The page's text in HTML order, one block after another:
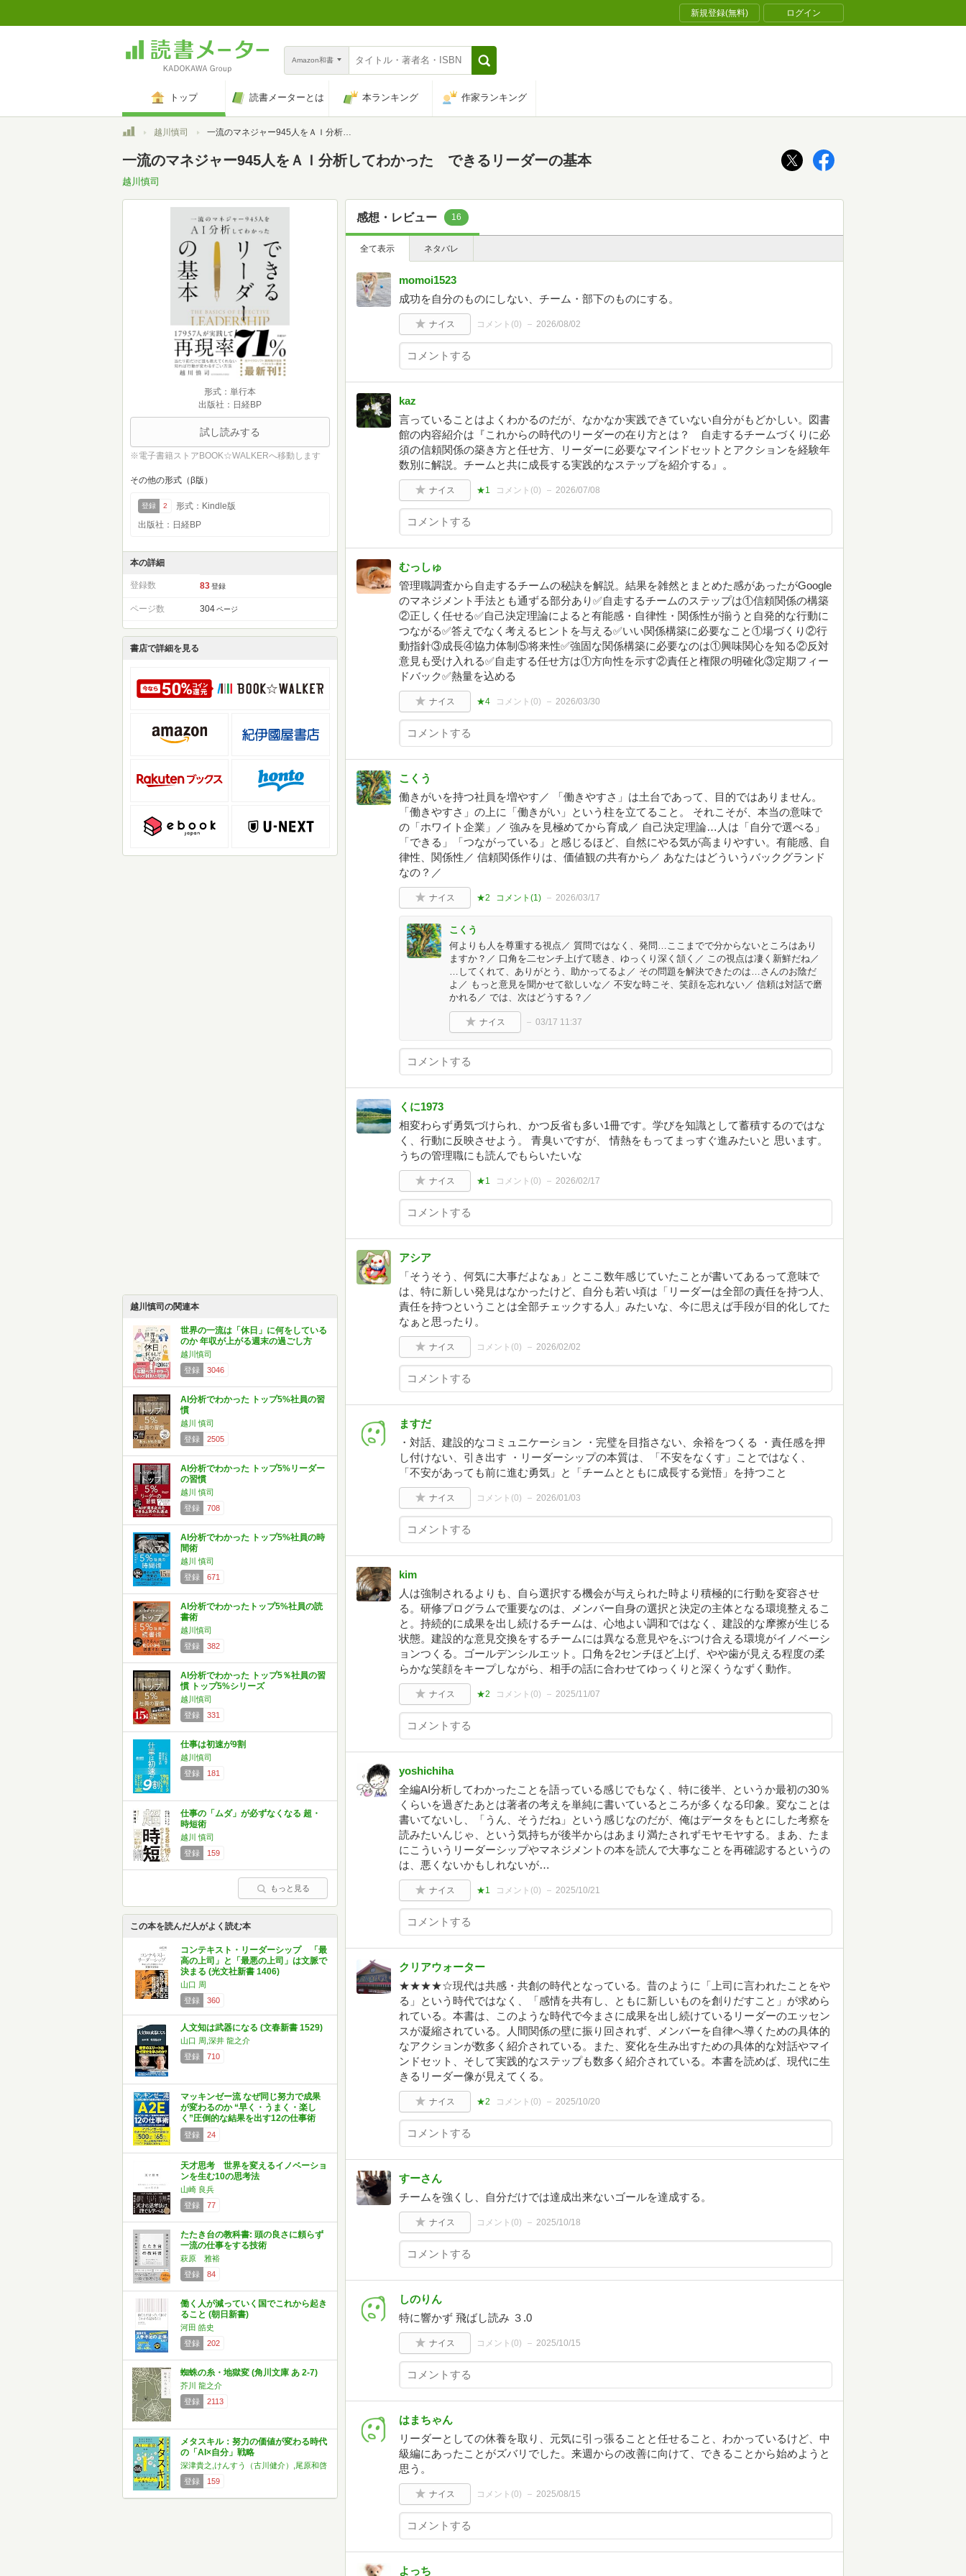
新規登録(無料) ログイン
Amazon和書
トップ 読書メーターとは 本ランキング 作家ランキング
トップ越川慎司 一流のマネジャー945人をＡＩ分析してわかった できるリーダーの基本
一流のマネジャー945人をＡＩ分析してわかった できるリーダーの基本
越川慎司
形式：単行本
出版社：日経BP
試し読みする
※電子書籍ストアBOOK☆WALKERへ移動します
その他の形式（β版）
登録 2
形式：Kindle版
出版社：日経BP
本の詳細
登録数 83 登録
ページ数 304 ページ
書店で詳細を見る
越川慎司の関連本
世界の一流は「休日」に何をしている
のか 年収が上がる週末の過ごし方
越川慎司
登録
3046
AI分析でわかった トップ5%社員の習
慣
越川 慎司
登録
2505
AI分析でわかった トップ5%リーダー
の習慣
越川 慎司
登録
708
AI分析でわかった トップ5%社員の時
間術
越川 慎司
登録
671
AI分析でわかったトップ5%社員の読
書術
越川慎司
登録
382
AI分析でわかった トップ5％社員の習
慣 トップ5%シリーズ
越川慎司
登録
331
仕事は初速が9割
越川慎司
登録
181
仕事の「ムダ」が必ずなくなる 超・
時短術
越川 慎司
登録
159
もっと見る
この本を読んだ人がよく読む本
コンテキスト・リーダーシップ 「最
高の上司」と「最悪の上司」は文脈で
決まる (光文社新書 1406)
山口 周
登録
360
人文知は武器になる (文春新書 1529)
山口 周,深井 龍之介
登録
710
マッキンゼー流 なぜ同じ努力で成果
が変わるのか “早く・うまく・楽し
く”圧倒的な結果を出す12の仕事術
登録 24
天才思考 世界を変えるイノベーショ
ンを生む10の思考法
山崎 良兵
登録
77
たたき台の教科書: 頭の良さに頼らず
一流の仕事をする技術
萩原 雅裕
登録
84
働く人が減っていく国でこれから起き
ること (朝日新書)
河田 皓史
登録
202
蜘蛛の糸・地獄変 (角川文庫 あ 2-7)
芥川 龍之介
登録
2113
メタスキル：努力の価値が変わる時代
の「AI×自分」戦略
深津貴之,けんすう（古川健介）,尾原和啓
登録
159
感想・レビュー 16
全て表示 ネタバレ
momoi1523
成功を自分のものにしない、チーム・部下のものにする。
ナイス コメント(0) 2026/08/02
kaz
言っていることはよくわかるのだが、なかなか実践できていない自分がもどかしい。図書
館の内容紹介は『これからの時代のリーダーの在り方とは？ 自走するチームづくりに必
須の信頼関係の築き方と任せ方、リーダーに必要なマインドセットとアクションを経験年
数別に解説。チームと共に成長する実践的なステップを紹介する』。
ナイス ★1 コメント(0) 2026/07/08
むっしゅ
管理職調査から自走するチームの秘訣を解説。結果を雑然とまとめた感があったがGoogle
のマネジメント手法とも通ずる部分あり✅自走するチームのステップは①信頼関係の構築
②正しく任せる✅自己決定理論によると有能感・自律性・関係性が揃うと自発的な行動に
つながる✅答えでなく考えるヒントを与える✅いい関係構築に必要なこと①場づくり②行
動指針③成長④協力体制⑤将来性✅強固な関係構築に必要なのは①興味関心を知る②反対
意見も受け入れる✅自走する任せ方は①方向性を示す②責任と権限の明確化③定期フィー
ドバック✅熱量を込める
ナイス ★4 コメント(0) 2026/03/30
こくう
働きがいを持つ社員を増やす／ 「働きやすさ」は土台であって、目的ではありません。
「働きやすさ」の上に「働きがい」という柱を立てること。 それこそが、本当の意味で
の「ホワイト企業」／ 強みを見極めてから育成／ 自己決定理論…人は「自分で選べる」
「できる」「つながっている」と感じるほど、自然にやる気が高まりやすい。有能感、自
律性、関係性／ 信頼関係作りは、価値観の共有から／ あなたはどういうバックグランド
なの？／
ナイス ★2 コメント(1) 2026/03/17
こくう
何よりも人を尊重する視点／ 質問ではなく、発問…ここまでで分からないところはあり
ますか？／ 口角を二センチ上げて聴き、ゆっくり深く頷く／ この視点は凄く新鮮だね／
…してくれて、ありがとう、助かってるよ／ その問題を解決できたのは…さんのお陰だ
よ／ もっと意見を聞かせて欲しいな／ 不安な時こそ、笑顔を忘れない／ 信頼は対話で磨
かれる／ では、次はどうする？／
ナイス 03/17 11:37
くに1973
相変わらず勇気づけられ、かつ反省も多い1冊です。学びを知識として蓄積するのではな
く、行動に反映させよう。 青臭いですが、 情熱をもってまっすぐ進みたいと 思います。
うちの管理職にも読んでもらいたいな
ナイス ★1 コメント(0) 2026/02/17
アシア
「そうそう、何気に大事だよなぁ」とここ数年感じていたことが書いてあるって意味で
は、特に新しい発見はなかったけど、自分も若い頃は「リーダーは全部の責任を持つ人、
責任を持つということは全部チェックする人」みたいな、今に思えば手段が目的化してた
なぁと思ったり。
ナイス コメント(0) 2026/02/02
ますだ
・対話、建設的なコミュニケーション ・完璧を目指さない、余裕をつくる ・責任感を押
し付けない、引き出す ・リーダーシップの本質は、「不安をなくす」ことではなく、
「不安があっても前に進む勇気」と「チームとともに成長する覚悟」を持つこと
ナイス コメント(0) 2026/01/03
kim
人は強制されるよりも、自ら選択する機会が与えられた時より積極的に行動を変容させ
る。研修プログラムで重要なのは、メンバー自身の選択と決定の主体となる環境整えるこ
と。持続的に成果を出し続けるチームは、心地よい調和ではなく、建設的な摩擦が生じる
状態。建設的な意見交換をするチームには異なる意見やをぶつけ合える環境がイノベーシ
ョンつくる。ゴールデンシルエット。口角を2センチほど上げ、やや歯が見える程度の柔
らかな笑顔をキープしながら、相手の話に合わせてゆっくりと深くうなずく動作。
ナイス ★2 コメント(0) 2025/11/07
yoshichiha
全編AI分析してわかったことを語っている感じでもなく、特に後半、というか最初の30％
くらいを過ぎたあとは著者の考えを単純に書いているところが多くなる印象。変なことは
書いてないし、「うん、そうだね」という感じなのだが、俺はデータをもとにした考察を
読みたいんじゃ、という気持ちが後半からはあまり満たされずモヤモヤする。まあ、たま
にこういうリーダーシップやマネジメントの本を読んで大事なことを再確認するというの
は、悪くないかもしれないが…
ナイス ★1 コメント(0) 2025/10/21
クリアウォーター
★★★★☆現代は共感・共創の時代となっている。昔のように「上司に言われたことをや
る」という時代ではなく、「感情を共有し、ともに新しいものを創りだすこと」が求めら
れている。本書は、このような時代で今まさに成果を出し続けているリーダーのエッセン
スが凝縮されている。人間関係の壁に振り回されず、メンバーを自律へ導くための具体的
なアクションが数多く紹介されている。また、変化を生み出すための具体的な対話やマイ
ンドセット、そして実践的なステップも数多く紹介されている。本書を読めば、現代に生
きるリーダー像が見えてくる。
ナイス ★2 コメント(0) 2025/10/20
すーさん
チームを強くし、自分だけでは達成出来ないゴールを達成する。
ナイス コメント(0) 2025/10/18
しのりん
特に響かず 飛ばし読み ３.0
ナイス コメント(0) 2025/10/15
はまちゃん
リーダーとしての休養を取り、元気に引っ張ることと任せること、わかっているけど、中
級編にあったことがズバリでした。来週からの改善に向けて、できることから始めようと
思う。
ナイス コメント(0) 2025/08/15
よっち